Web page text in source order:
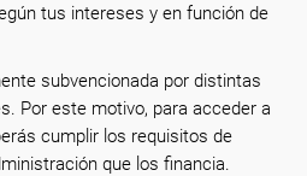
tus intereses y en función de
subvencionada por distintas
Por este motivo, para acceder a
cumplir los requisitos de
que los financia.